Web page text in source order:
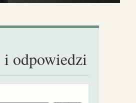
odpowiedzi